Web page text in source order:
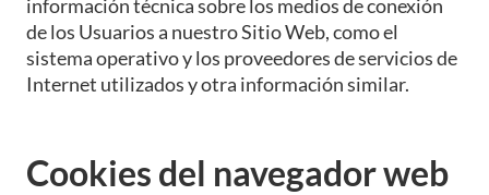
información técnica sobre los medios de conexión
de los Usuarios a nuestro Sitio Web, como el
sistema operativo y los proveedores de servicios de
Internet utilizados y otra información similar.
Cookies del navegador web